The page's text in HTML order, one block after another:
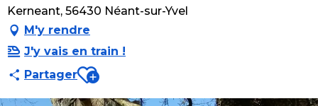
Kerneant, 56430 Néant-sur-Yvel
M'y rendre
J'y vais en train !
PartagerAjouter aux favoris